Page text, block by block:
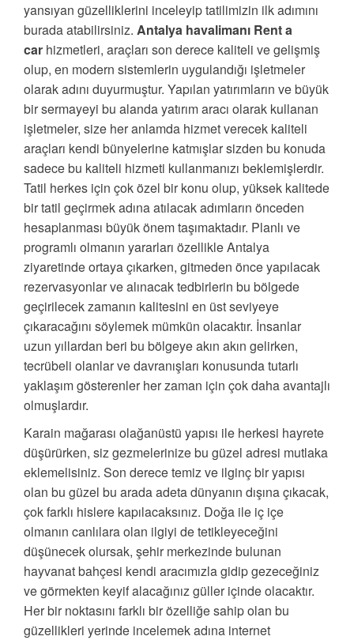
yansıyan güzelliklerini inceleyip tatilimizin ilk adımını
burada atabilirsiniz. Antalya havalimanı Rent a
car hizmetleri, araçları son derece kaliteli ve gelişmiş
olup, en modern sistemlerin uygulandığı işletmeler
olarak adını duyurmuştur. Yapılan yatırımların ve büyük
bir sermayeyi bu alanda yatırım aracı olarak kullanan
işletmeler, size her anlamda hizmet verecek kaliteli
araçları kendi bünyelerine katmışlar sizden bu konuda
sadece bu kaliteli hizmeti kullanmanızı beklemişlerdir.
Tatil herkes için çok özel bir konu olup, yüksek kalitede
bir tatil geçirmek adına atılacak adımların önceden
hesaplanması büyük önem taşımaktadır. Planlı ve
programlı olmanın yararları özellikle Antalya
ziyaretinde ortaya çıkarken, gitmeden önce yapılacak
rezervasyonlar ve alınacak tedbirlerin bu bölgede
geçirilecek zamanın kalitesini en üst seviyeye
çıkaracağını söylemek mümkün olacaktır. İnsanlar
uzun yıllardan beri bu bölgeye akın akın gelirken,
tecrübeli olanlar ve davranışları konusunda tutarlı
yaklaşım gösterenler her zaman için çok daha avantajlı
olmuşlardır.
Karain mağarası olağanüstü yapısı ile herkesi hayrete
düşürürken, siz gezmelerinize bu güzel adresi mutlaka
eklemelisiniz. Son derece temiz ve ilginç bir yapısı
olan bu güzel bu arada adeta dünyanın dışına çıkacak,
çok farklı hislere kapılacaksınız. Doğa ile iç içe
olmanın canlılara olan ilgiyi de tetikleyeceğini
düşünecek olursak, şehir merkezinde bulunan
hayvanat bahçesi kendi aracımızla gidip gezeceğiniz
ve görmekten keyif alacağınız güller içinde olacaktır.
Her bir noktasını farklı bir özelliğe sahip olan bu
güzellikleri yerinde incelemek adına internet